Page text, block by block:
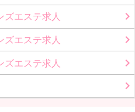
ズエステ求人
ズエステ求人
ズエステ求人